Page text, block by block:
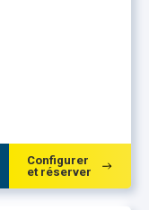
Configurer
et réserver